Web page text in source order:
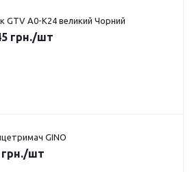
GTV A0-K24 великий Чорний
грн./шт
GINO
грн./шт